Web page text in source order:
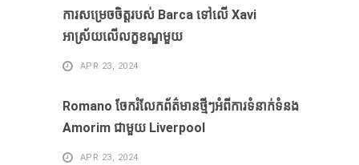
ការសម្រេចចិត្តរបស់ Barca ទៅលើ Xavi
អាស្រ័យលើលក្ខខណ្ឌមួយ
APR 23, 2024
Romano ចែករំលែកព័ត៌មានថ្មីៗអំពីការទំនាក់ទំនង
Amorim ជាមួយ Liverpool
APR 23, 2024